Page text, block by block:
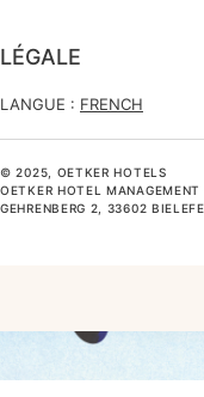
LÉGALE
LANGUE : FRENCH
© 2025, OETKER HOTELS
OETKER HOTEL
GEHRENBERG 2, 33602